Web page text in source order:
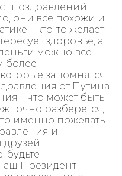
поздравлений
они все похожи и
– кто-то желает
здоровье, а
деньги можно все
более
запомнятся
от Путина
– что может быть
точно разберется,
именно пожелать.
и
будьте
Президент